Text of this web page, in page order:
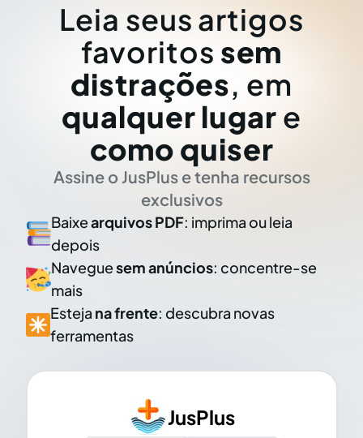
Leia seus artigos
favoritos sem
distrações, em
qualquer lugar e
como quiser
Assine o JusPlus e tenha recursos
exclusivos
Baixearquivos PDF: imprima ou leia
depois
Naveguesem anúncios: concentre-se
mais
Esteja na frente: descubra novas
ferramentas
JusPlus